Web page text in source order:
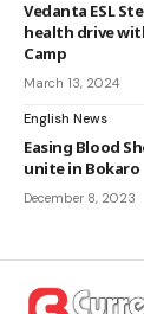
Vedanta ESL
health drive
Camp
March 13, 2024
English News
Easing Blood
unite in Bokaro
December 8, 2023